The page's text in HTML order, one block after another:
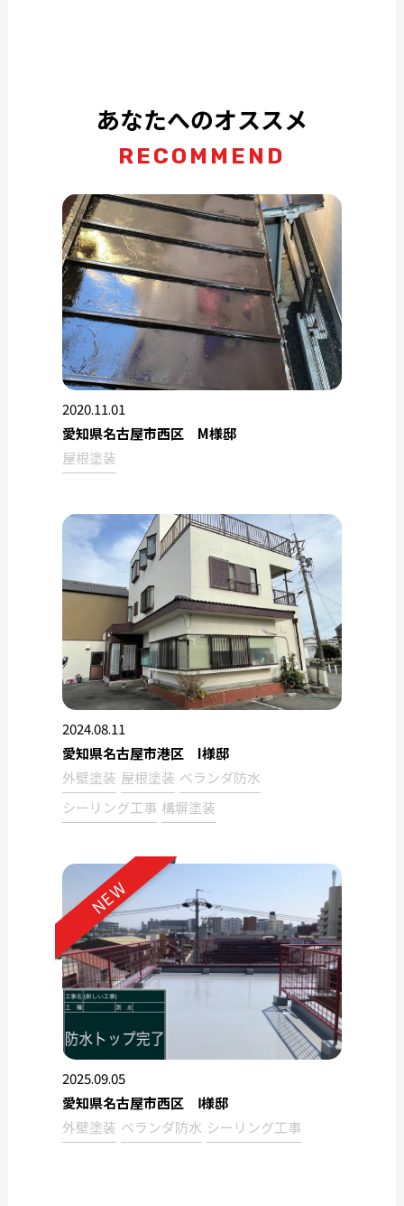
あなたへのオススメ
RECOMMEND
2020.11.01
愛知県名古屋市西区 M様邸
屋根塗装
2024.08.11
愛知県名古屋市港区 I様邸
外壁塗装 屋根塗装 ベランダ防水
シーリング工事 構塀塗装
2025.09.05
愛知県名古屋市西区 Ⅰ様邸
外壁塗装 ベランダ防水 シーリング工事
NEW